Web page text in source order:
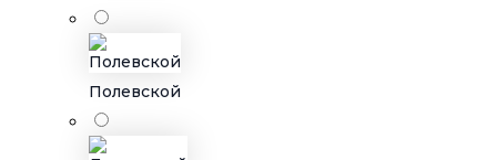
Полевской